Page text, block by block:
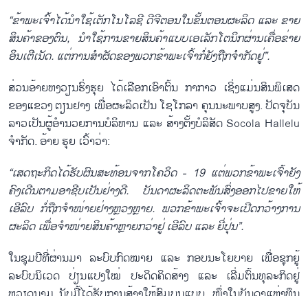
“ຂ້າພະເຈົ້າໄດ້ນຳໃຊ້ເຕັກໂນໂລຊີ ດີຈີຕອນໃນຂັ້ນຕອນຜະລິດ ແລະ ຂາຍ
ສິນຄ້າຂອງຕົນ, ນຳໃຊ້ການຂາຍສິນຄ້າແບບເອເລັກໂຕນິກຜ່ານເຄື່ອຂ່າຍ
ອິນເຕີເນັດ. ແຕ່ການສຳຜັດຂອງພວກຂ້າພະເຈົ້າກໍ່ຍັງຖືກຈຳກັດຢູ່”.
ສ່ວນອ້າຍຫງວຽນຮົ່ງຮຸຍ ໄດ້ເລືອກເອົາຕົ້ນ ກາກາວ ເຊິ່ງແມ່ນສິນພິເສດ
ຂອງແຂວງ ຕຽນຢາງ ເພື່ອຜະລິດເປັນ ໂຊໂກລາ ຄຸນນະພາບສູງ. ປັດຈຸບັນ
ລາວເປັນຜູ້ອຳນວຍການບໍລິຫານ ແລະ ສ້າງຕັ້ງບໍລິສັດ Socola Hallelu
ຈຳກັດ. ອ້າຍ ຮຸຍ ເວົ້າວ່າ:
“ເສດຖະກິດໄດ້ຮັບຜົນສະທ້ອນຈາກໂຄວິດ - 19 ແຕ່ພວກຂ້າພະເຈົ້າຍັງ
ຄົງເດີນຕາມອາຊີບເປັນຢ່າງດີ. ບັນດາຜະລິດຕະພັນສົ່ງອອກໄປຂາຍໃຫ້
ເອີລົບ ກໍ່ຖືກຈຳໜ່າຍຢ່າງຫຼວງຫຼາຍ. ພວກຂ້າພະເຈົ້າຈະເປີດກວ້າງການ
ຜະລິດ ເພື່ອຈຳໜ່າຍສິນຄ້າຫຼາຍກວ່າຢູ່ ເອີລົບ ແລະ ຍີ່ປຸ່ນ”.
ໃນຊຸມປີທີ່ຜ່ານມາ ລະບົບກົດໝາຍ ແລະ ກອບນະໂຍບາຍ ເພື່ອຊຸກຍູ້
ລະບົບນິເວດ ປ່ຽນແປງໃໝ່ ປະດິດຄິດສ້າງ ແລະ ເລີ່ມຕົ້ນທຸລະກິດຢູ່